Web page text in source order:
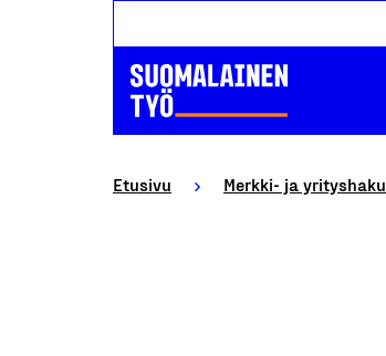
Etusivu Merkki- ja yrityshaku